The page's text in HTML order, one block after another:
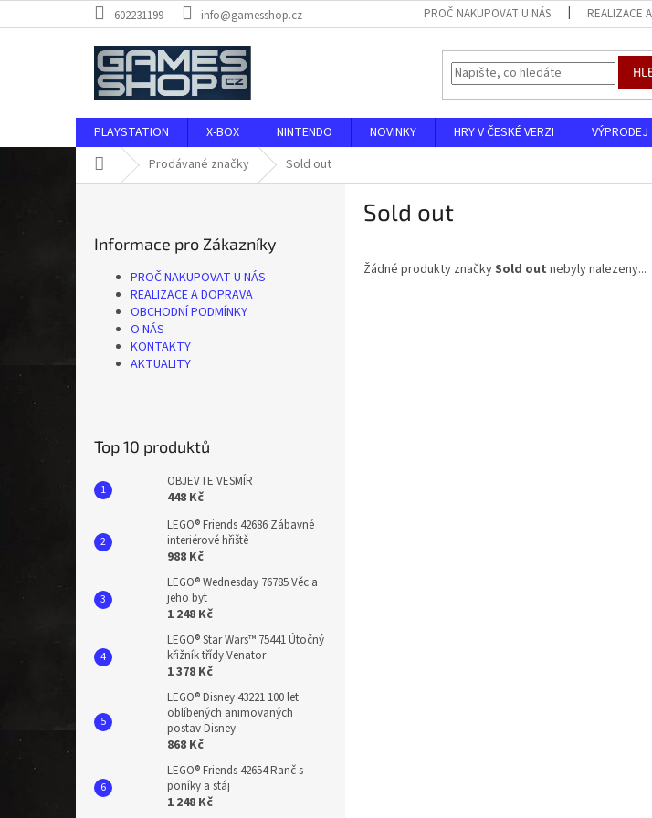
na
602231199 info@gamesshop.cz PROČ NAKUPOVAT U NÁS REALIZACE
PLAYSTATION X-BOX NINTENDO NOVINKY HRY V ČESKÉ VERZI VÝPRODEJ
Domů Prodávané značky Sold out
Informace pro Zákazníky
PROČ NAKUPOVAT U NÁS
REALIZACE A DOPRAVA
OBCHODNÍ PODMÍNKY
O NÁS
KONTAKTY
AKTUALITY
Top 10 produktů
OBJEVTE VESMÍR
448 Kč
LEGO® Friends 42686 Zábavné
interiérové hřiště
988 Kč
LEGO® Wednesday 76785 Věc a
jeho byt
1 248 Kč
LEGO® Star Wars™ 75441 Útočný
křižník třídy Venator
1 378 Kč
LEGO® Disney 43221 100 let
oblíbených animovaných
postav Disney
868 Kč
LEGO® Friends 42654 Ranč s
poníky a stáj
1 248 Kč
Sold out
Žádné produkty značkySold out nebyly nalezeny...